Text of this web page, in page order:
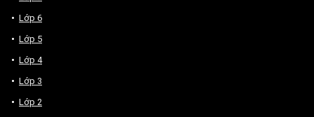
Lớp 6
Lớp 5
Lớp 4
Lớp 3
Lớp 2